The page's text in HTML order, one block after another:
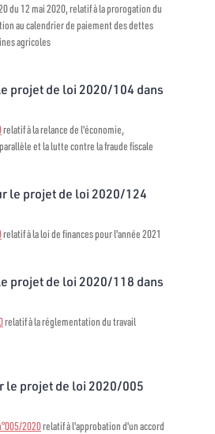
du 12 mai 2020, relatif à la prorogation du
au calendrier de paiement des dettes
agricoles
projet de loi 2020/104 dans
relatif à la relance de l'économie,
et la lutte contre la fraude fiscale
le projet de loi 2020/124
relatif à la loi de finances pour l'année 2021
projet de loi 2020/118 dans
relatif à la réglementation du travail
le projet de loi 2020/005
2020relatif à l'approbation d'un accord